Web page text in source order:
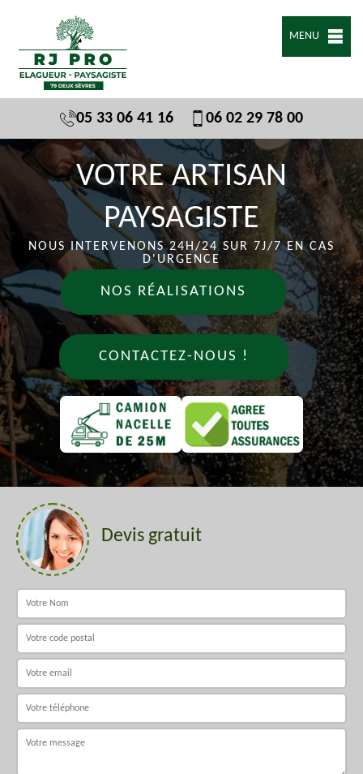
MENU
05 33 06 41 16 06 02 29 78 00
VOTRE ARTISAN
PAYSAGISTE
NOUS INTERVENONS 24H/24 SUR 7J/7 EN CAS
D'URGENCE
NOS RÉALISATIONS
CONTACTEZ-NOUS !
Devis gratuit